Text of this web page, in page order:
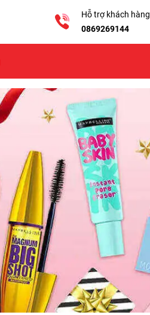
Hỗ trợ khách hàng
0869269144